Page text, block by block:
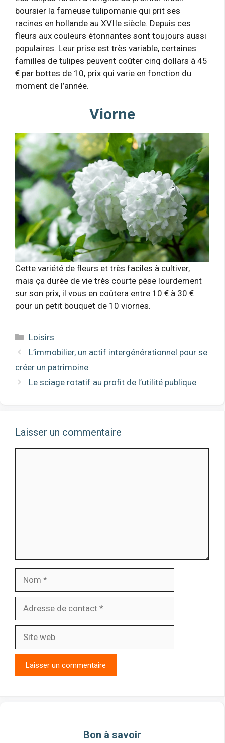
boursier la fameuse tulipomanie qui prit ses
racines en hollande au XVIIe siècle. Depuis ces
fleurs aux couleurs étonnantes sont toujours aussi
populaires. Leur prise est très variable, certaines
familles de tulipes peuvent coûter cinq dollars à 45
€ par bottes de 10, prix qui varie en fonction du
moment de l’année.
Viorne
Cette variété de fleurs et très faciles à cultiver,
mais ça durée de vie très courte pèse lourdement
sur son prix, il vous en coûtera entre 10 € à 30 €
pour un petit bouquet de 10 viornes.
Catégories
Loisirs
L’immobilier, un actif intergénérationnel pour se
créer un patrimoine
Le sciage rotatif au profit de l’utilité publique
Laisser un commentaire
contact
Bon à savoir